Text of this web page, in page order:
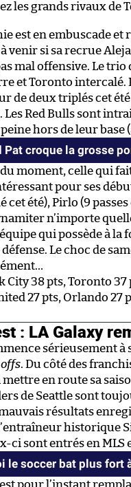
les grands rivaux de
est en embuscade et
venir si sa recrue
mal offensive. Le
et Toronto
de deux triplés cet
Les Red Bulls sont
hors de leur base
Pat croque la grosse
moment, celle qui
pour ses
cet été), Pirlo (9
n’importe
qui possède à la
Le choc de
City 38 pts, Toronto
27 pts, Orlando 27
: LA Galaxy
sérieusement
. Du côté des
mettre en route sa
de Seattle sont
résultats
historique
ci sont entrés en MLS
le soccer bat plus fort
pour l’instant